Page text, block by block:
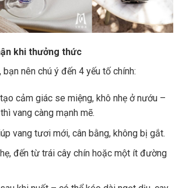
khi thưởng thức
bạn nên chú ý đến 4 yếu tố chính:
tạo cảm giác se miệng, khô nhẹ ở nướu –
vang càng mạnh mẽ.
vang tươi mới, cân bằng, không bị gắt.
đến từ trái cây chín hoặc một ít đường